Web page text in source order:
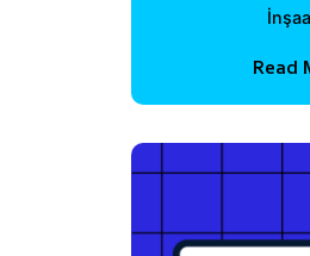
Read